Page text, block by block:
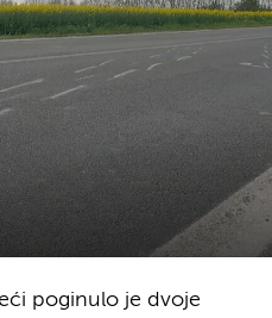
poginulo je dvoje